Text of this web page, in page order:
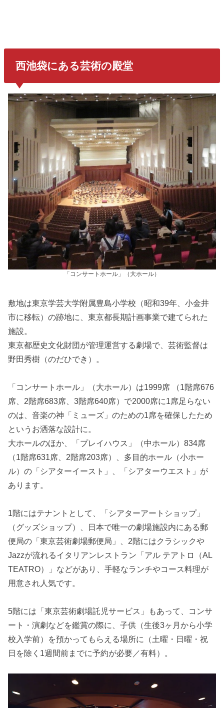
西池袋にある芸術の殿堂
「コンサートホール」（大ホール）
敷地は東京学芸大学附属豊島小学校（昭和39年、小金井
市に移転）の跡地に、東京都長期計画事業で建てられた
施設。
東京都歴史文化財団が管理運営する劇場で、芸術監督は
野田秀樹（のだひでき）。
「コンサートホール」（大ホール）は1999席 （1階席676
席、2階席683席、3階席640席）で2000席に1席足らない
のは、音楽の神「ミューズ」のための1席を確保したため
というお洒落な設計に。
大ホールのほか、「プレイハウス」（中ホール）834席
（1階席631席、2階席203席）、多目的ホール（小ホー
ル）の「シアターイースト」、「シアターウエスト」が
あります。
1階にはテナントとして、「シアターアートショップ」
（グッズショップ）、日本で唯一の劇場施設内にある郵
便局の「東京芸術劇場郵便局」、2階にはクラシックや
Jazzが流れるイタリアンレストラン「アル テアトロ（AL
TEATRO）」などがあり、手軽なランチやコース料理が
用意され人気です。
5階には「東京芸術劇場託児サービス」もあって、コンサ
ート・演劇などを鑑賞の際に、子供（生後3ヶ月から小学
校入学前）を預かってもらえる場所に（土曜・日曜・祝
日を除く1週間前までに予約が必要／有料）。